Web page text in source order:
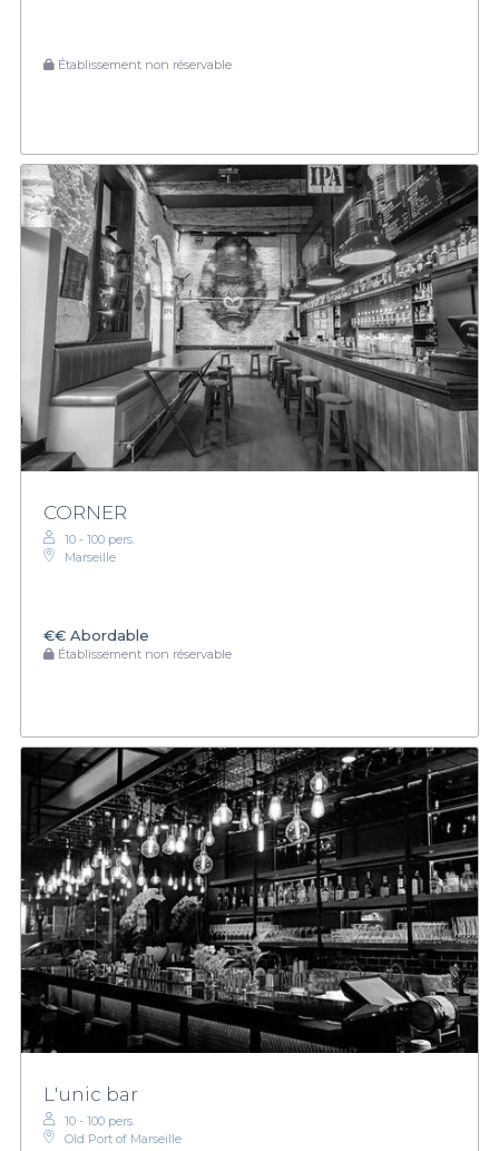
Établissement non réservable
CORNER
10 - 100 pers.
Marseille
€€ Abordable
Établissement non réservable
L'unic bar
10 - 100 pers.
Old Port of Marseille